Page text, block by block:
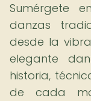
Sumérgete
danzas
desde la
elegante
historia,
de cada